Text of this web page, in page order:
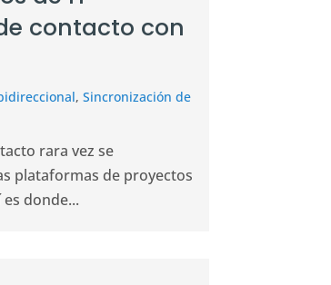
contacto con
,Sincronización de
rara vez se
plataformas de proyectos
donde...